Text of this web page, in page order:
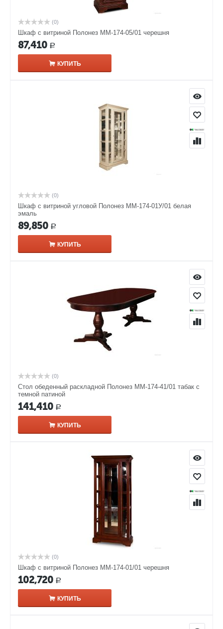
(0)
Шкаф с витриной Полонез ММ-174-05/01 черешня
87,410 Р
КУПИТЬ
(0)
Шкаф с витриной угловой Полонез ММ-174-01У/01 белая
эмаль
89,850 Р
КУПИТЬ
(0)
Стол обеденный раскладной Полонез ММ-174-41/01 табак с
темной патиной
141,410 Р
КУПИТЬ
(0)
Шкаф с витриной Полонез ММ-174-01/01 черешня
102,720 Р
КУПИТЬ